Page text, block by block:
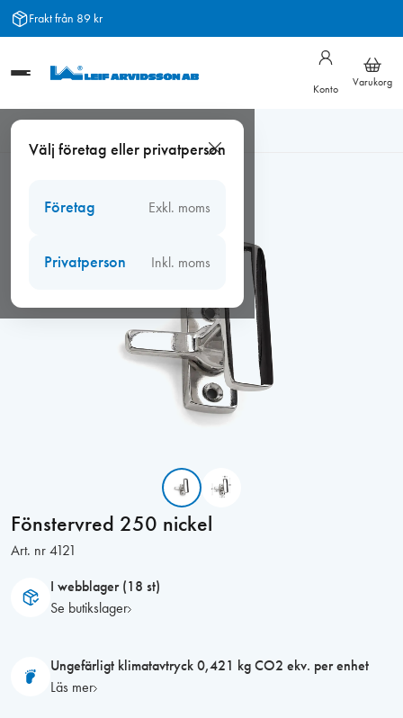
Hoppa
Frakt från 89 kr
Konto
Varukorg
Välj företag eller privatperson
Företag Exkl. moms
Privatperson Inkl. moms
Fönstervred 250 nickel
Fönstervred 250 nickel
Art. nr 4121
I webblager (18 st)
Se butikslager
Ungefärligt klimatavtryck 0,421 kg CO2 ekv. per enhet
Läs mer